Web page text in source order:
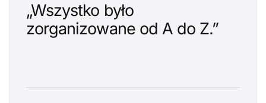
„Wszystko było
zorganizowane od A do Z.”